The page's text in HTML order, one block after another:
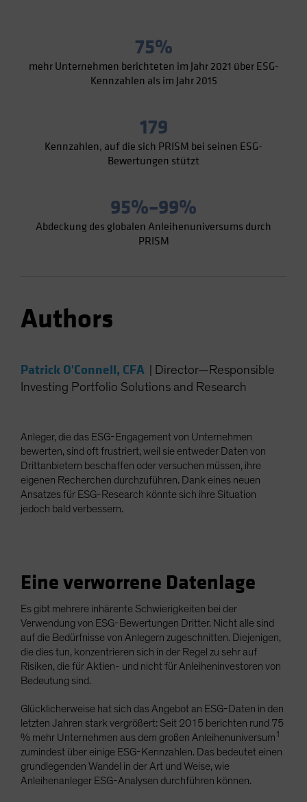
75%
mehr Unternehmen berichteten im Jahr 2021 über ESG-
Kennzahlen als im Jahr 2015
179
Kennzahlen, auf die sich PRISM bei seinen ESG-
Bewertungen stützt
95%–99%
Abdeckung des globalen Anleihenuniversums durch
PRISM
Authors
Patrick O'Connell, CFA
Director—Responsible
Investing Portfolio Solutions and Research
Anleger, die das ESG-Engagement von Unternehmen
bewerten, sind oft frustriert, weil sie entweder Daten von
Drittanbietern beschaffen oder versuchen müssen, ihre
eigenen Recherchen durchzuführen. Dank eines neuen
Ansatzes für ESG-Research könnte sich ihre Situation
jedoch bald verbessern.
Eine verworrene Datenlage
Es gibt mehrere inhärente Schwierigkeiten bei der
Verwendung von ESG-Bewertungen Dritter. Nicht alle sind
auf die Bedürfnisse von Anlegern zugeschnitten. Diejenigen,
die dies tun, konzentrieren sich in der Regel zu sehr auf
Risiken, die für Aktien- und nicht für Anleiheninvestoren von
Bedeutung sind.
Glücklicherweise hat sich das Angebot an ESG-Daten in den
letzten Jahren stark vergrößert: Seit 2015 berichten rund 75
% mehr Unternehmen aus dem großen Anleihenuniversum 1
zumindest über einige ESG-Kennzahlen. Das bedeutet einen
grundlegenden Wandel in der Art und Weise, wie
Anleihenanleger ESG-Analysen durchführen können.